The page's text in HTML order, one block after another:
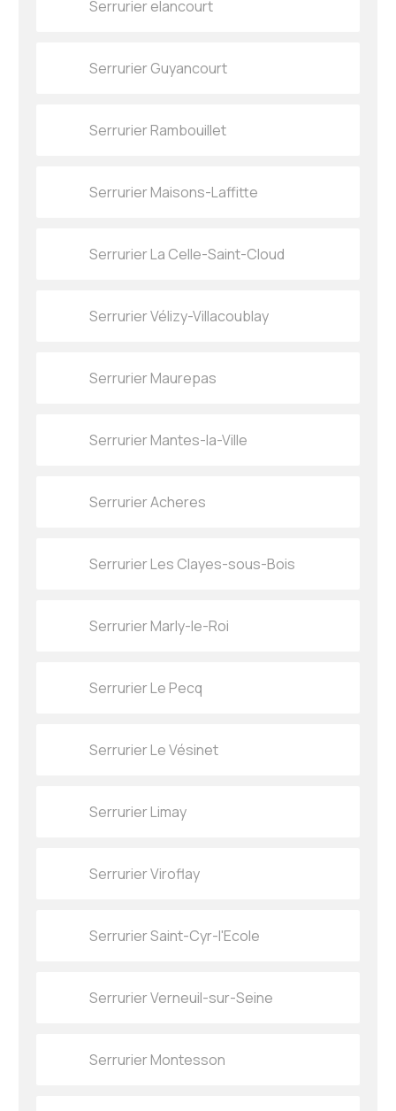
Serrurier elancourt
Serrurier Guyancourt
Serrurier Rambouillet
Serrurier Maisons-Laffitte
Serrurier La Celle-Saint-Cloud
Serrurier Vélizy-Villacoublay
Serrurier Maurepas
Serrurier Mantes-la-Ville
Serrurier Acheres
Serrurier Les Clayes-sous-Bois
Serrurier Marly-le-Roi
Serrurier Le Pecq
Serrurier Le Vésinet
Serrurier Limay
Serrurier Viroflay
Serrurier Saint-Cyr-l'Ecole
Serrurier Verneuil-sur-Seine
Serrurier Montesson